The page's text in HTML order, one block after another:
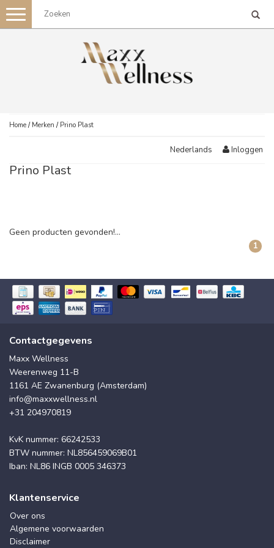
Toggle
navigation
Home / Merken / Prino Plast
Nederlands Inloggen
Prino Plast
Geen producten gevonden!...
1
Contactgegevens
Maxx Wellness
Weerenweg 11-B
1161 AE Zwanenburg (Amsterdam)
info@maxxwellness.nl
+31 204970819
KvK nummer: 66242533
BTW nummer: NL856459069B01
Iban: NL86 INGB 0005 346373
Klantenservice
Over ons
Algemene voorwaarden
Disclaimer